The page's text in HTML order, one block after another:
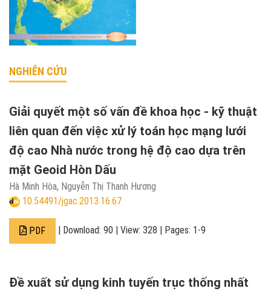
NGHIÊN CỨU
Giải quyết một số vấn đề khoa học - kỹ thuật
liên quan đến việc xử lý toán học mạng lưới
độ cao Nhà nước trong hệ độ cao dựa trên
mặt Geoid Hòn Dấu
Hà Minh Hòa, Nguyễn Thị Thanh Hương
10.54491/jgac.2013.16.67
PDF | Download: 90 | View: 328 | Pages: 1-9
Đề xuất sử dụng kinh tuyến trục thống nhất